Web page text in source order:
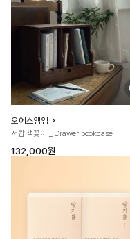
오에스엠엠
서랍 책꽂이 _ Drawer bookcase
132,000원